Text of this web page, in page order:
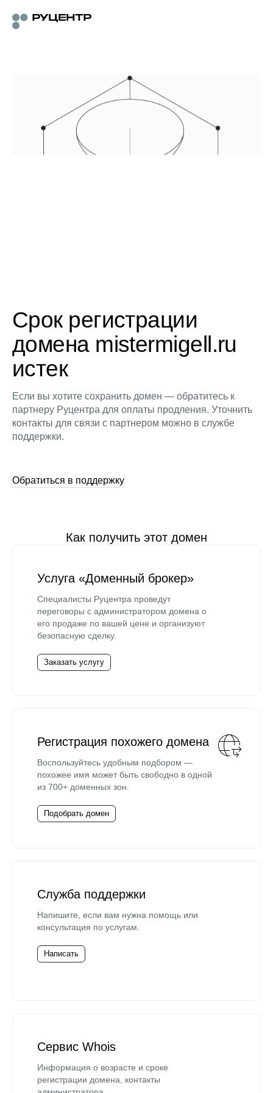
Срок регистрации
домена mistermigell.ru
истек
Если вы хотите сохранить домен — обратитесь к
партнеру Руцентра для оплаты продления. Уточнить
контакты для связи с партнером можно в службе
поддержки.
Обратиться в поддержку
Как получить этот домен
Услуга «Доменный брокер»
Специалисты Руцентра проведут
переговоры с администратором домена о
его продаже по вашей цене и организуют
безопасную сделку.
Заказать услугу
Регистрация похожего домена
Воспользуйтесь удобным подбором —
похожее имя может быть свободно в одной
из 700+ доменных зон.
Подобрать домен
Служба поддержки
Напишите, если вам нужна помощь или
консультация по услугам.
Написать
Сервис Whois
Информация о возрасте и сроке
регистрации домена, контакты